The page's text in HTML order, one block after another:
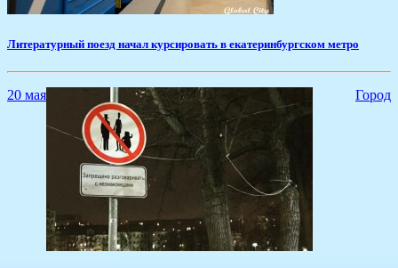
​Литературный поезд начал курсировать в екатеринбургском метро
20 мая Город